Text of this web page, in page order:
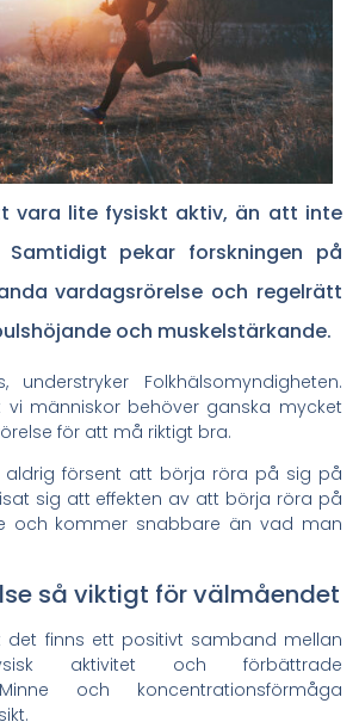
vara lite fysiskt aktiv, än att inte
pekar forskningen på
vardagsrörelse och regelrätt
och muskelstärkande.
understryker Folkhälsomyndigheten.
människor behöver ganska mycket
för att må riktigt bra.
aldrig försent att börja röra på sig på
sig att effekten av att börja röra på
och kommer snabbare än vad man
så viktigt för välmåendet
det finns ett positivt samband mellan
aktivitet och förbättrade
och koncentrationsförmåga